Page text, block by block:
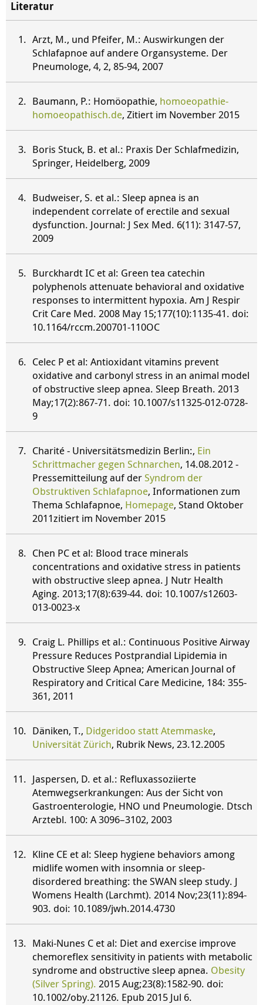
Literatur
Arzt, M., und Pfeifer, M.: Auswirkungen der
Schlafapnoe auf andere Organsysteme. Der
Pneumologe, 4, 2, 85-94, 2007
Baumann, P.: Homöopathie, homoeopathie-
homoeopathisch.de, Zitiert im November 2015
Boris Stuck, B. et al.: Praxis Der Schlafmedizin,
Springer, Heidelberg, 2009
Budweiser, S. et al.: Sleep apnea is an
independent correlate of erectile and sexual
dysfunction. Journal: J Sex Med. 6(11): 3147-57,
2009
Burckhardt IC et al: Green tea catechin
polyphenols attenuate behavioral and oxidative
responses to intermittent hypoxia. Am J Respir
Crit Care Med. 2008 May 15;177(10):1135-41. doi:
10.1164/rccm.200701-110OC
Celec P et al: Antioxidant vitamins prevent
oxidative and carbonyl stress in an animal model
of obstructive sleep apnea. Sleep Breath. 2013
May;17(2):867-71. doi: 10.1007/s11325-012-0728-
9
Charité - Universitätsmedizin Berlin:, Ein
Schrittmacher gegen Schnarchen, 14.08.2012 -
Pressemitteilung auf derSyndrom der
Obstruktiven Schlafapnoe, Informationen zum
Thema Schlafapnoe, Homepage, Stand Oktober
2011zitiert im November 2015
Chen PC et al: Blood trace minerals
concentrations and oxidative stress in patients
with obstructive sleep apnea. J Nutr Health
Aging. 2013;17(8):639-44. doi: 10.1007/s12603-
013-0023-x
Craig L. Phillips et al.: Continuous Positive Airway
Pressure Reduces Postprandial Lipidemia in
Obstructive Sleep Apnea; American Journal of
Respiratory and Critical Care Medicine, 184: 355-
361, 2011
Däniken, T., Didgeridoo statt Atemmaske,
Universität Zürich, Rubrik News, 23.12.2005
Jaspersen, D. et al.: Refluxassoziierte
Atemwegserkrankungen: Aus der Sicht von
Gastroenterologie, HNO und Pneumologie. Dtsch
Arztebl. 100: A 3096–3102, 2003
Kline CE et al: Sleep hygiene behaviors among
midlife women with insomnia or sleep-
disordered breathing: the SWAN sleep study. J
Womens Health (Larchmt). 2014 Nov;23(11):894-
903. doi: 10.1089/jwh.2014.4730
Maki-Nunes C et al: Diet and exercise improve
chemoreflex sensitivity in patients with metabolic
syndrome and obstructive sleep apnea. Obesity
(Silver Spring). 2015 Aug;23(8):1582-90. doi:
10.1002/oby.21126. Epub 2015 Jul 6.